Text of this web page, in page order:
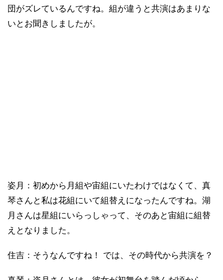
団がズレているんですね。組が違うと共演はあまりな
いとお聞きしましたが。
姿月：初めから月組や宙組にいたわけではなくて、真
琴さんと私は花組にいて組替えになったんですね。湖
月さんは星組にいらっしゃって、そのあと宙組に組替
えとなりました。
住吉：そうなんですね！ では、その時代から共演を？